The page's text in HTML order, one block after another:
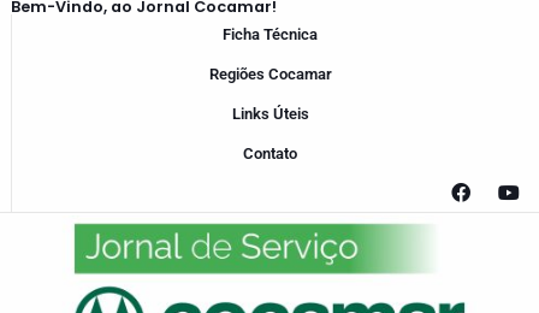
Bem-Vindo, ao Jornal Cocamar!
Ficha Técnica
Regiões Cocamar
Links Úteis
Contato